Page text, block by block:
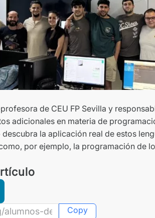
de CEU FP Sevilla y
adicionales en materia de
la aplicación real de estos
por ejemplo, la programación de
Copy